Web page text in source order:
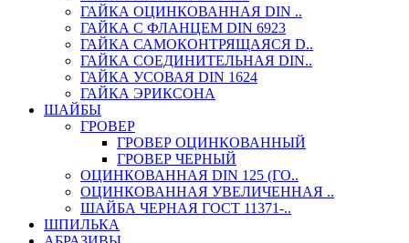
ГАЙКА ОЦИНКОВАННАЯ DIN ..
ГАЙКА С ФЛАНЦЕМ DIN 6923
ГАЙКА САМОКОНТРЯЩАЯСЯ D..
ГАЙКА СОЕДИНИТЕЛЬНАЯ DIN..
ГАЙКА УСОВАЯ DIN 1624
ГАЙКА ЭРИКСОНА
ШАЙБЫ
ГРОВЕР
ГРОВЕР ОЦИНКОВАННЫЙ
ГРОВЕР ЧЕРНЫЙ
ОЦИНКОВАННАЯ DIN 125 (ГО..
ОЦИНКОВАННАЯ УВЕЛИЧЕННАЯ ..
ШАЙБА ЧЕРНАЯ ГОСТ 11371-..
ШПИЛЬКА